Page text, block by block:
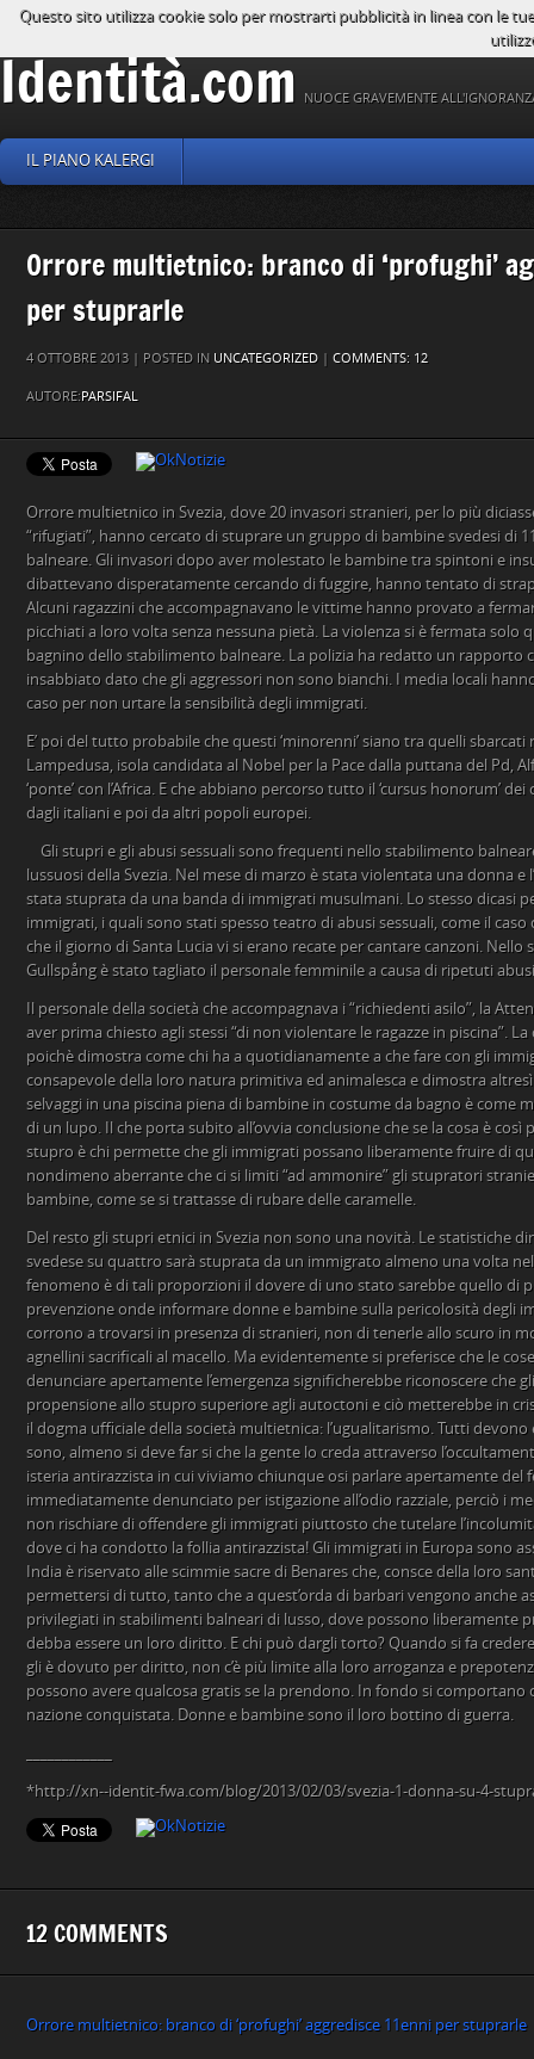
Identità.com NUOCE GRAVEMENTE
IL PIANO KALERGI
Orrore multietnico: branco di ‘profughi’
per stuprarle
4 OTTOBRE 2013 | POSTED IN UNCATEGORIZED | COMMENTS: 12
AUTORE:PARSIFAL
Orrore multietnico in Svezia, dove 20 invasori stranieri, per lo più
“rifugiati”, hanno cercato di stuprare un gruppo di bambine svedesi di
balneare. Gli invasori dopo aver molestato le bambine tra spintoni e
dibattevano disperatamente cercando di fuggire, hanno tentato di
Alcuni ragazzini che accompagnavano le vittime hanno provato a
picchiati a loro volta senza nessuna pietà. La violenza si è fermata solo
bagnino dello stabilimento balneare. La polizia ha redatto un rapporto
insabbiato dato che gli aggressori non sono bianchi. I media locali
caso per non urtare la sensibilità degli immigrati.
E’ poi del tutto probabile che questi ‘minorenni’ siano tra quelli sbarcati
Lampedusa, isola candidata al Nobel per la Pace dalla puttana del Pd,
‘ponte’ con l’Africa. E che abbiano percorso tutto il ‘cursus honorum’
dagli italiani e poi da altri popoli europei.
Gli stupri e gli abusi sessuali sono frequenti nello stabilimento
lussuosi della Svezia. Nel mese di marzo è stata violentata una donna e
stata stuprata da una banda di immigrati musulmani. Lo stesso dicasi
immigrati, i quali sono stati spesso teatro di abusi sessuali, come il caso
che il giorno di Santa Lucia vi si erano recate per cantare canzoni.
Gullspång è stato tagliato il personale femminile a causa di ripetuti
Il personale della società che accompagnava i “richiedenti asilo”, la
aver prima chiesto agli stessi “di non violentare le ragazze in piscina”.
poichè dimostra come chi ha a quotidianamente a che fare con gli
consapevole della loro natura primitiva ed animalesca e dimostra
selvaggi in una piscina piena di bambine in costume da bagno è come
di un lupo. Il che porta subito all’ovvia conclusione che se la cosa è così
stupro è chi permette che gli immigrati possano liberamente fruire di
nondimeno aberrante che ci si limiti “ad ammonire” gli stupratori
bambine, come se si trattasse di rubare delle caramelle.
Del resto gli stupri etnici in Svezia non sono una novità. Le statistiche
svedese su quattro sarà stuprata da un immigrato almeno una volta
fenomeno è di tali proporzioni il dovere di uno stato sarebbe quello di
prevenzione onde informare donne e bambine sulla pericolosità degli
corrono a trovarsi in presenza di stranieri, non di tenerle allo scuro in
agnellini sacrificali al macello. Ma evidentemente si preferisce che le
denunciare apertamente l’emergenza significherebbe riconoscere che
propensione allo stupro superiore agli autoctoni e ciò metterebbe in
il dogma ufficiale della società multietnica: l’ugualitarismo. Tutti devono
sono, almeno si deve far si che la gente lo creda attraverso
isteria antirazzista in cui viviamo chiunque osi parlare apertamente del
immediatamente denunciato per istigazione all’odio razziale, perciò i
non rischiare di offendere gli immigrati piuttosto che tutelare
dove ci ha condotto la follia antirazzista! Gli immigrati in Europa sono
India è riservato alle scimmie sacre di Benares che, consce della loro
permettersi di tutto, tanto che a quest’orda di barbari vengono anche
privilegiati in stabilimenti balneari di lusso, dove possono liberamente
debba essere un loro diritto. E chi può dargli torto? Quando si fa
gli è dovuto per diritto, non c’è più limite alla loro arroganza e
possono avere qualcosa gratis se la prendono. In fondo si comportano
nazione conquistata. Donne e bambine sono il loro bottino di guerra.
*http://xn--identit-fwa.com/blog/2013/02/03/svezia-1-donna-su-4-
12 COMMENTS
Orrore multietnico: branco di ‘profughi’ aggredisce 11enni per stuprarle
Questo sito utilizza cookie solo per mostrarti pubblicità in linea con le